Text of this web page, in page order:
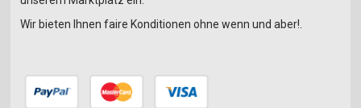
Wir bieten Ihnen faire Konditionen ohne wenn und aber!.